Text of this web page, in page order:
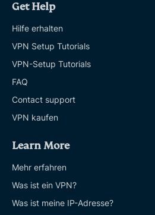
Get Help
Hilfe erhalten
VPN Setup Tutorials
VPN-Setup Tutorials
FAQ
Contact support
VPN kaufen
Learn More
Mehr erfahren
Was ist ein VPN?
Was ist meine IP-Adresse?